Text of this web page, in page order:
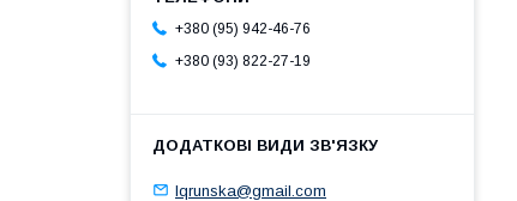
+380 (95) 942-46-76
+380 (93) 822-27-19
lqrunska@gmail.com